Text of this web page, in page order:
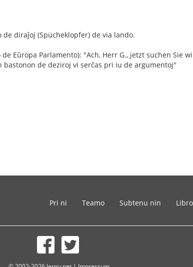
diraĵoj (Spücheklopfer) de via lando.
Eŭropa Parlamento): "Ach, Herr G., jetzt suchen Sie
bastonon de deziroj vi serĉas pri iu de argumentoj"
Pri ni Teamo Subtenu nin Libro